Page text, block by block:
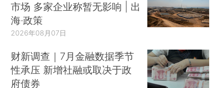
市场 多家企业称暂无影响 | 出
海·政策
2026年08月07日
财新调查｜7月金融数据季节
性承压 新增社融或取决于政
府债券